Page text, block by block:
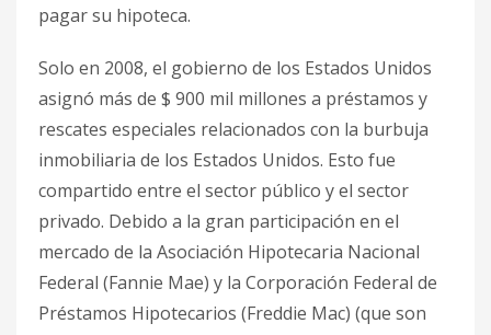
pagar su hipoteca.
Solo en 2008, el gobierno de los Estados Unidos
asignó más de $ 900 mil millones a préstamos y
rescates especiales relacionados con la burbuja
inmobiliaria de los Estados Unidos. Esto fue
compartido entre el sector público y el sector
privado. Debido a la gran participación en el
mercado de la Asociación Hipotecaria Nacional
Federal (Fannie Mae) y la Corporación Federal de
Préstamos Hipotecarios (Freddie Mac) (que son